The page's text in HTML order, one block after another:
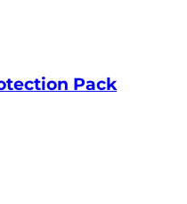
Pack